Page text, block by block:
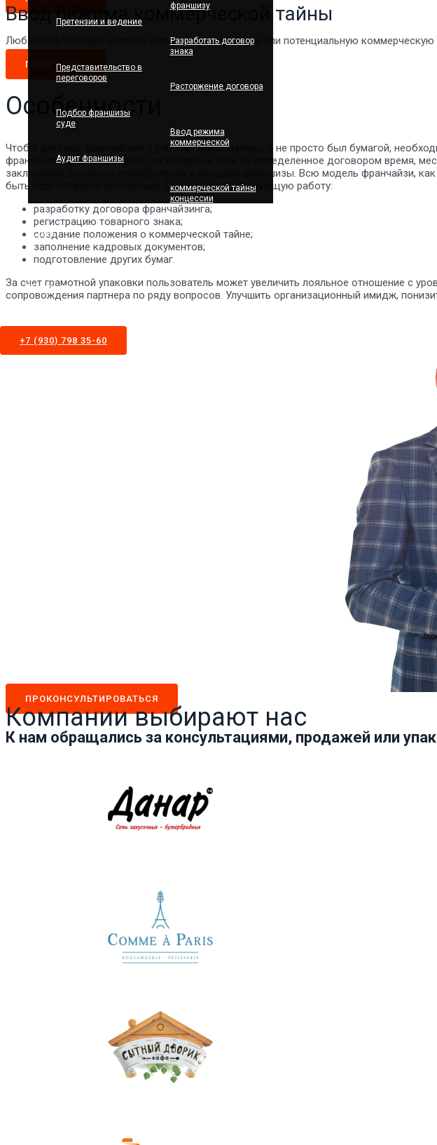
Претензии и ведение
переговоров
Представительство в
суде
Подбор франшизы
Аудит франшизы
франшизу
знака
Разработать договор
Расторжение договора
коммерческой
концессии
Ввод режима
коммерческой тайны
О нас
Контакты
+7 (930) 798 35-60
Ввод режима коммерческой тайны
Любая информация, которая имеет действительную или потенциальную коммерческую
ПОДРОБНЕЕ
Особенности
Чтобы договор франчайзинга работал максимально, а не просто был бумагой,
франчайзи передается право на товарный знак на определенное договором время,
заключения договора, приобретения и продажи франшизы. Всю модель франчайзи,
быть подготовлена экспертами. Они проводят следующую работу:
разработку договора франчайзинга;
регистрацию товарного знака;
создание положения о коммерческой тайне;
заполнение кадровых документов;
подготовление других бумаг.
За счет грамотной упаковки пользователь может увеличить лояльное отношение с
сопровождения партнера по ряду вопросов. Улучшить организационный имидж,
ПРОКОНСУЛЬТИРОВАТЬСЯ
Компании выбирают нас
К нам обращались за консультациями, продажей или